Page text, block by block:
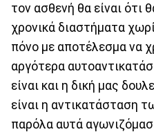
τον ασθενή θα είναι ότι
χρονικά διαστήματα
πόνο με αποτέλεσμα να
αργότερα
είναι και η δική μας
είναι η αντικατάσταση
παρόλα αυτά